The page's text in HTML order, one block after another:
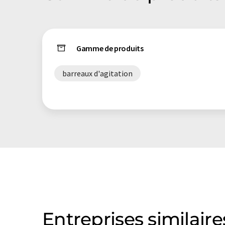
Gamme de produits
barreaux d'agitation
Entreprises